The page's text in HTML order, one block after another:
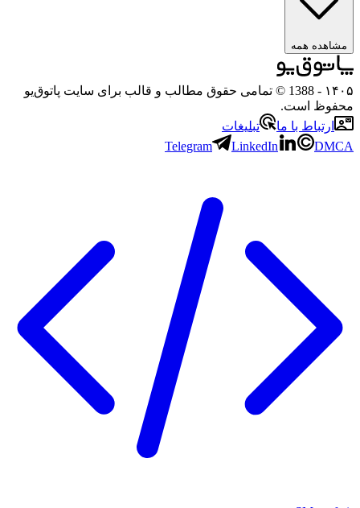
مشاهده همه
۱۴۰۵
- 1388 © تمامی حقوق مطالب و قالب برای سایت پاتوق‌یو
محفوظ است.
ارتباط با ما
تبلیغات
Telegram
LinkedIn DMCA